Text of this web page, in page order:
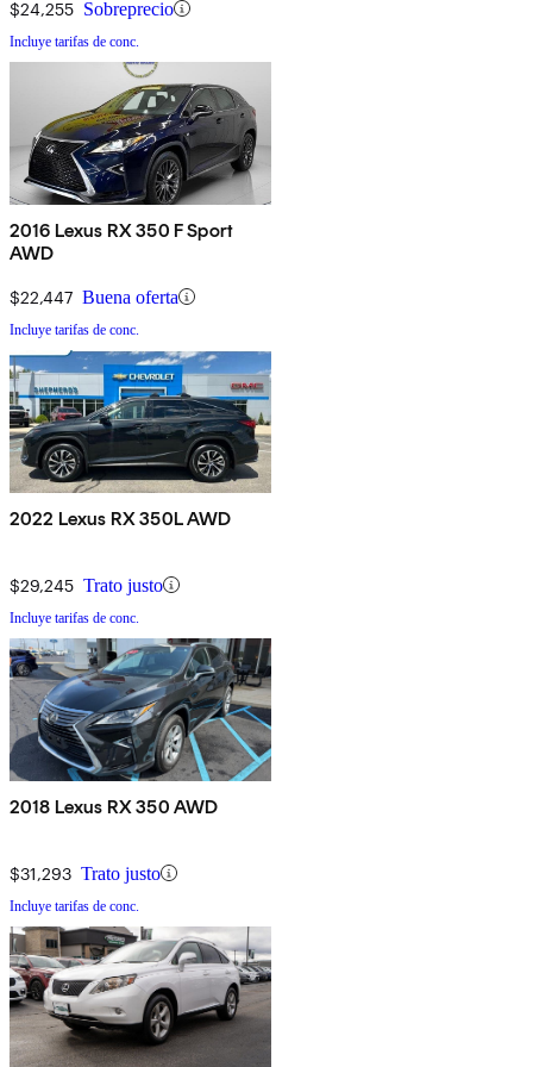
$24,255 Sobreprecio
Incluye tarifas de conc.
2016 Lexus RX 350 F Sport
AWD
$22,447 Buena oferta
Incluye tarifas de conc.
2022 Lexus RX 350L AWD
$29,245 Trato justo
Incluye tarifas de conc.
2018 Lexus RX 350 AWD
$31,293 Trato justo
Incluye tarifas de conc.